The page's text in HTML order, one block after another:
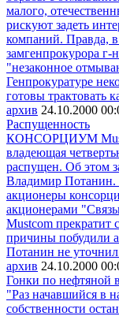
малого,
рискуют задеть
компаний. Правда,
замгенпрокурора г-
"незаконное
Генпрокуратуре
готовы трактовать
архив 24.10.2000
Распущенность
КОНСОРЦИУМ
владеющая
распущен. Об этом
Владимир Потанин.
акционеры
акционерами
Mustcom прекратит
причины побудили
Потанин не
архив 24.10.2000
Гонки по нефтяной
"Раз начавшийся в
собственности